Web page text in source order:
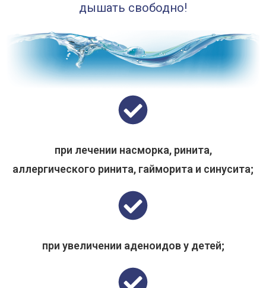
дышать свободно!
при лечении насморка, ринита,
аллергического ринита, гайморита и синусита;
при увеличении аденоидов у детей;